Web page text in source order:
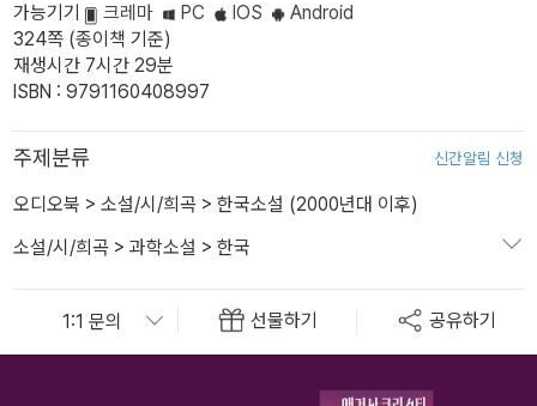
가능기기
크레마 PC IOS
Android
324쪽 (종이책 기준)
재생시간 7시간 29분
ISBN : 9791160408997
주제분류 신간알림 신청
오디오북 > 소설/시/희곡 > 한국소설 (2000년대 이후)
소설/시/희곡 > 과학소설 > 한국
선물하기 공유하기